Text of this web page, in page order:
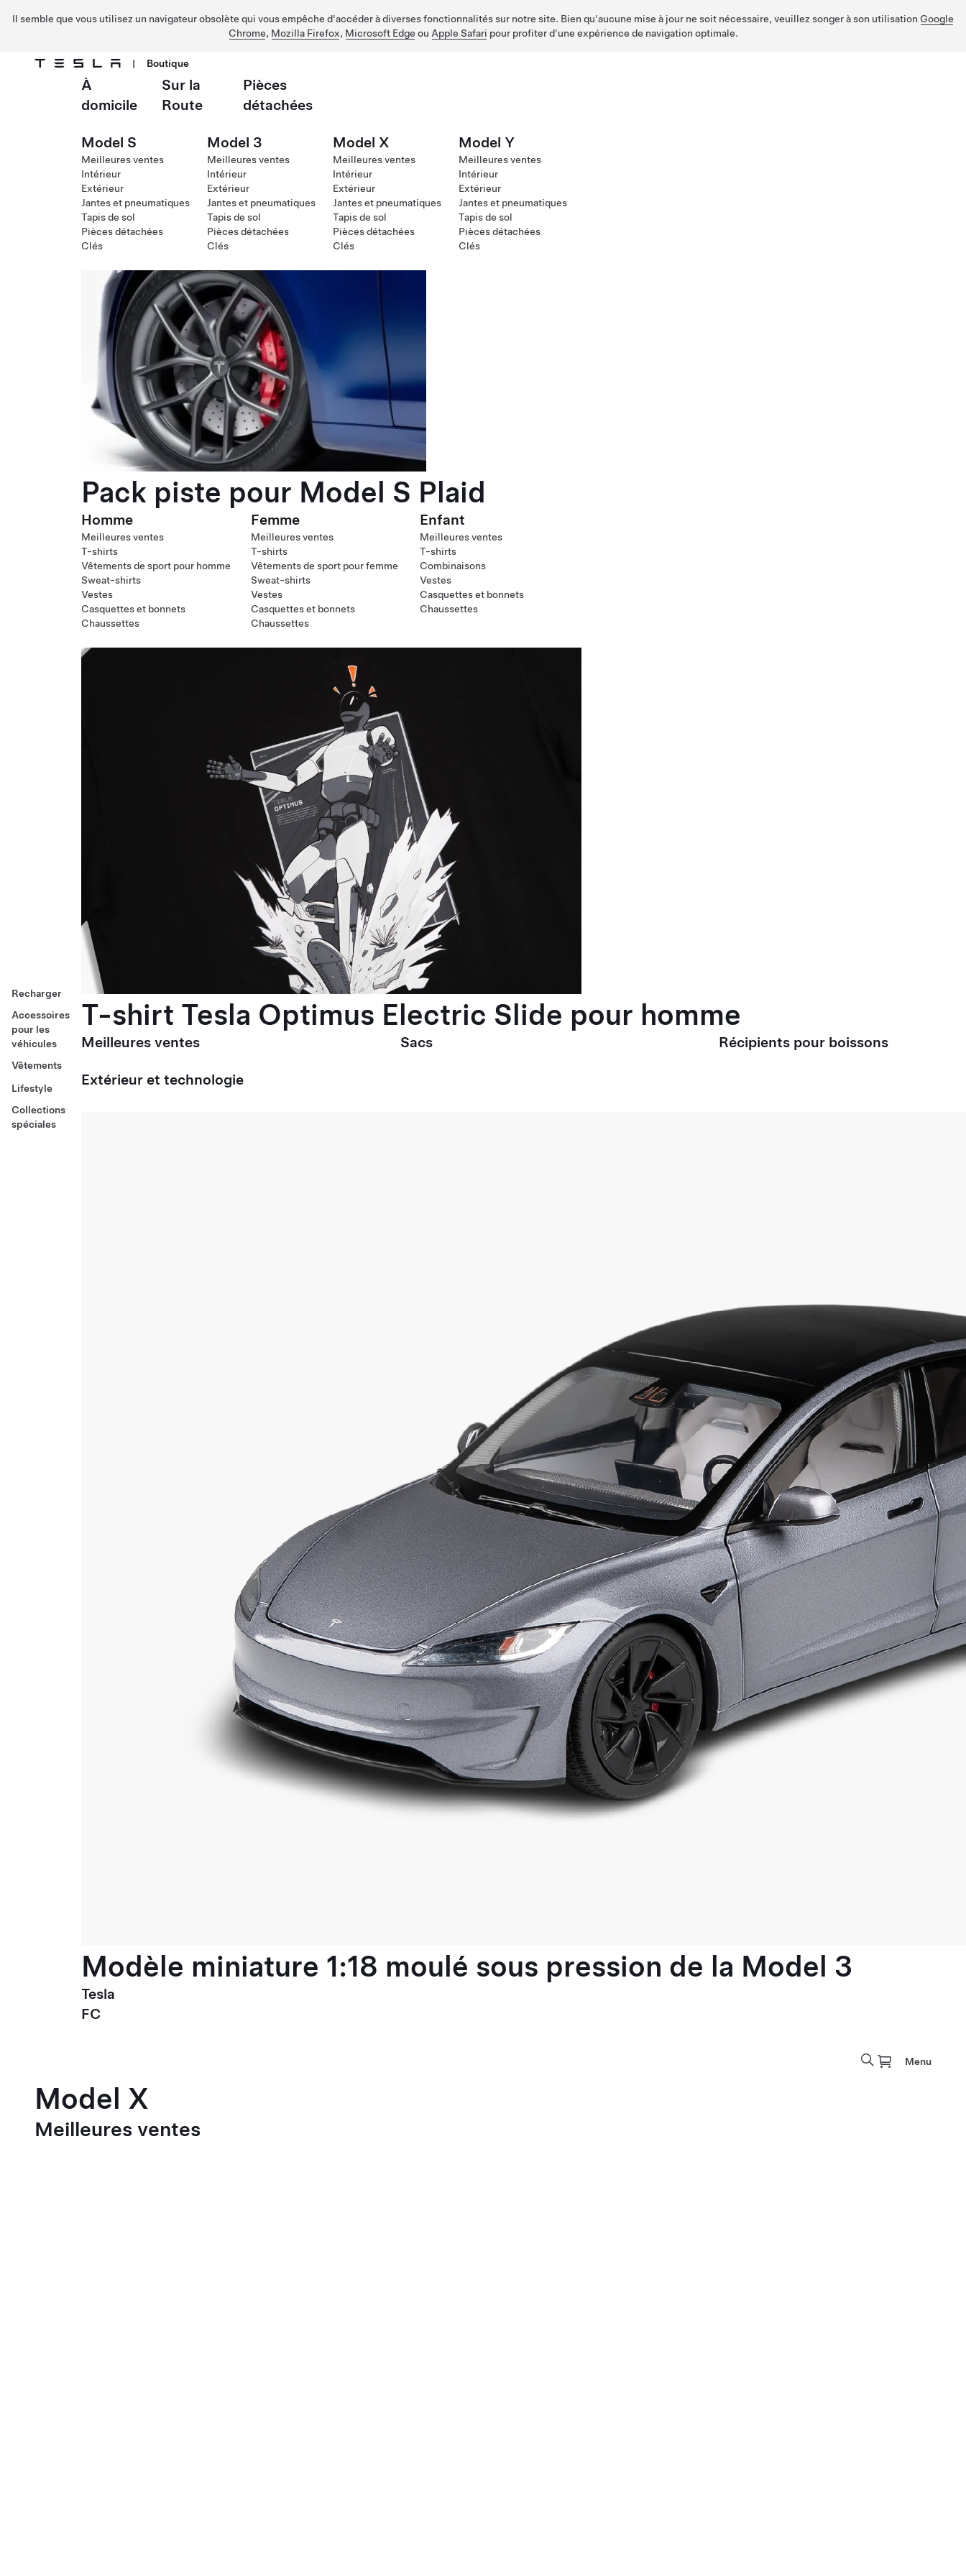
Il semble que vous utilisez un navigateur obsolète qui vous empêche d'accéder à diverses fonctionnalités sur notre site. Bien qu'aucune mise à jour ne soit nécessaire, veuillez songer à son utilisation Google
Chrome, Mozilla Firefox, Microsoft Edge ou Apple Safari pour profiter d'une expérience de navigation optimale.
Passer au contenu principal
| Boutique
Recharger
Accessoires
pour les
véhicules
Vêtements
Lifestyle
Collections
spéciales
À
domicile
Sur la
Route
Pièces
détachées
Model S
Meilleures ventes
Intérieur
Extérieur
Jantes et pneumatiques
Tapis de sol
Pièces détachées
Clés
Model 3
Meilleures ventes
Intérieur
Extérieur
Jantes et pneumatiques
Tapis de sol
Pièces détachées
Clés
Model X
Meilleures ventes
Intérieur
Extérieur
Jantes et pneumatiques
Tapis de sol
Pièces détachées
Clés
Model Y
Meilleures ventes
Intérieur
Extérieur
Jantes et pneumatiques
Tapis de sol
Pièces détachées
Clés
Pack piste pour Model S Plaid
Homme
Meilleures ventes
T-shirts
Vêtements de sport pour homme
Sweat-shirts
Vestes
Casquettes et bonnets
Chaussettes
Femme
Meilleures ventes
T-shirts
Vêtements de sport pour femme
Sweat-shirts
Vestes
Casquettes et bonnets
Chaussettes
Enfant
Meilleures ventes
T-shirts
Combinaisons
Vestes
Casquettes et bonnets
Chaussettes
T-shirt Tesla Optimus Electric Slide pour homme
Meilleures ventes Sacs Récipients pour boissons
Extérieur et technologie
Modèle miniature 1:18 moulé sous pression de la Model 3
Tesla
FC
Menu
Model X
Meilleures ventes